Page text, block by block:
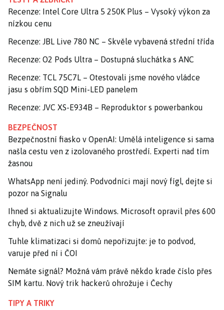
Recenze: Intel Core Ultra 5 250K Plus – Vysoký výkon za
nízkou cenu
Recenze: JBL Live 780 NC – Skvěle vybavená střední třída
Recenze: O2 Pods Ultra – Dostupná sluchátka s ANC
Recenze: TCL 75C7L – Otestovali jsme nového vládce
jasu s obřím SQD Mini-LED panelem
Recenze: JVC XS-E934B – Reproduktor s powerbankou
BEZPEČNOST
Bezpečnostní fiasko v OpenAI: Umělá inteligence si sama
našla cestu ven z izolovaného prostředí. Experti nad tím
žasnou
WhatsApp není jediný. Podvodníci mají nový fígl, dejte si
pozor na Signalu
Ihned si aktualizujte Windows. Microsoft opravil přes 600
chyb, dvě z nich už se zneužívají
Tuhle klimatizaci si domů nepořizujte: je to podvod,
varuje před ní i ČOI
Nemáte signál? Možná vám právě někdo krade číslo přes
SIM kartu. Nový trik hackerů ohrožuje i Čechy
TIPY A TRIKY